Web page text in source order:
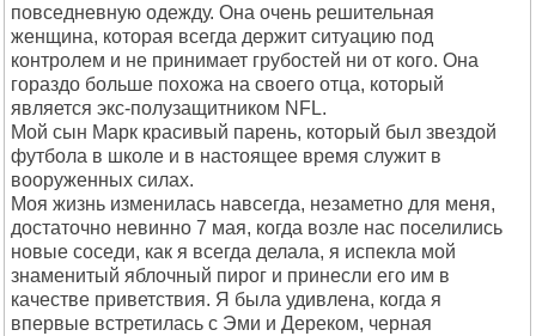
повседневную одежду. Она очень решительная
женщина, которая всегда держит ситуацию под
контролем и не принимает грубостей ни от кого. Она
гораздо больше похожа на своего отца, который
является экс-полузащитником NFL.
Мой сын Марк красивый парень, который был звездой
футбола в школе и в настоящее время служит в
вооруженных силах.
Моя жизнь изменилась навсегда, незаметно для меня,
достаточно невинно 7 мая, когда возле нас поселились
новые соседи, как я всегда делала, я испекла мой
знаменитый яблочный пирог и принесли его им в
качестве приветствия. Я была удивлена, когда я
впервые встретилась с Эми и Дереком, черная